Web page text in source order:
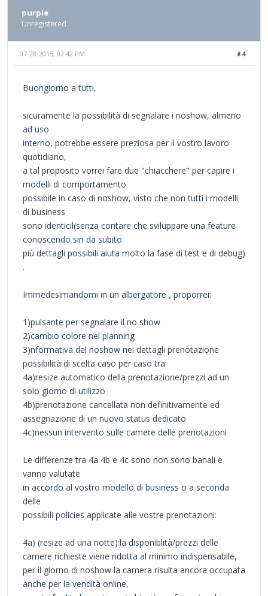
purple
Unregistered
#4
07-28-2015, 02:42 PM
Buongiorno a tutti,
sicuramente la possibilità di segnalare i noshow, almeno
ad uso
interno, potrebbe essere preziosa per il vostro lavoro
quotidiano,
a tal proposito vorrei fare due "chiacchere" per capire i
modelli di comportamento
possibile in caso di noshow, visto che non tutti i modelli
di business
sono identicil(senza contare che sviluppare una feature
conoscendo sin da subito
più dettagli possibili aiuta molto la fase di test e di debug)
.
Immedesimandomi in un albergatore , proporrei:
1)pulsante per segnalare il no show
2)cambio colore nel planning
3)nformativa del noshow nei dettagli prenotazione
possibilità di scelta caso per caso tra:
4a)resize automatico della prenotazione/prezzi ad un
solo giorno di utilizzo
4b)prenotazione cancellata non definitivamente ed
assegnazione di un nuovo status dedicato
4c)nessun intervento sulle camere delle prenotazioni
Le differenze tra 4a 4b e 4c sono non sono banali e
vanno valutate
in accordo al vostro modello di business o a seconda
delle
possibili policies applicate alle vostre prenotazioni:
4a) (resize ad una notte):la disponiblità/prezzi delle
camere richieste viene ridotta al minimo indispensabile,
per il giorno di noshow la camera risulta ancora occupata
anche per la vendità online,